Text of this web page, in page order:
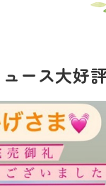
ース大好